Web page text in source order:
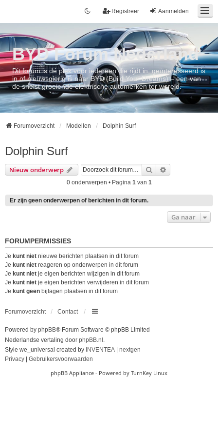
Aanmelden
Registreer
BYD Forum Nederland
Dit forum is dé plek voor iedereen die rijdt in, geïnteresseerd is
in of nieuwsgierig is naar BYD (Build Your Dreams) – een van
de snelst groeiende elektrische automerken ter wereld.
Forumoverzicht Modellen Dolphin Surf
Dolphin Surf
Nieuw onderwerp Zoek
0 onderwerpen • Pagina 1van 1
Er zijn geen onderwerpen of berichten in dit forum.
Ga naar
FORUMPERMISSIES
Je kunt niet nieuwe berichten plaatsen in dit forum
Je kunt niet reageren op onderwerpen in dit forum
Je kunt niet je eigen berichten wijzigen in dit forum
Je kunt niet je eigen berichten verwijderen in dit forum
Je kunt geen bijlagen plaatsen in dit forum
Forumoverzicht Contact
Powered by phpBB® Forum Software © phpBB Limited
Nederlandse vertaling door phpBB.nl .
Style we_universal created by INVENTEA
nextgen
Privacy
Gebruikersvoorwaarden
phpBB Appliance - Powered by TurnKey Linux